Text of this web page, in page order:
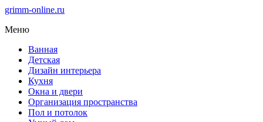
grimm-online.ru
Меню
Ванная
Детская
Дизайн интерьера
Кухня
Окна и двери
Организация пространства
Пол и потолок